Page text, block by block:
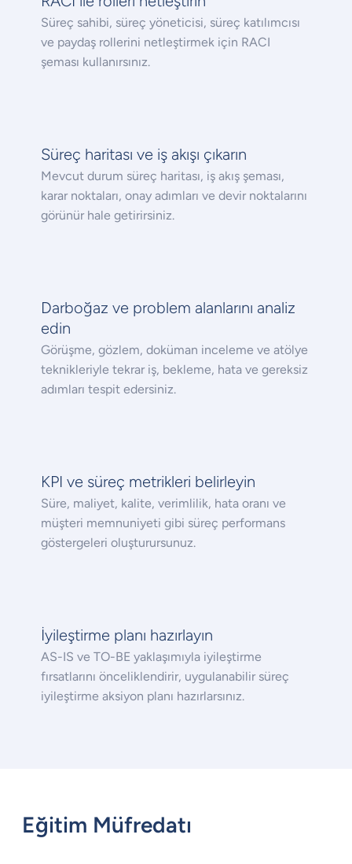
Süreç sahibi, süreç yöneticisi, süreç katılımcısı
ve paydaş rollerini netleştirmek için RACI
şeması kullanırsınız.
Süreç haritası ve iş akışı çıkarın
Mevcut durum süreç haritası, iş akış şeması,
karar noktaları, onay adımları ve devir noktalarını
görünür hale getirirsiniz.
Darboğaz ve problem alanlarını analiz
edin
Görüşme, gözlem, doküman inceleme ve atölye
teknikleriyle tekrar iş, bekleme, hata ve gereksiz
adımları tespit edersiniz.
KPI ve süreç metrikleri belirleyin
Süre, maliyet, kalite, verimlilik, hata oranı ve
müşteri memnuniyeti gibi süreç performans
göstergeleri oluşturursunuz.
İyileştirme planı hazırlayın
AS-IS ve TO-BE yaklaşımıyla iyileştirme
fırsatlarını önceliklendirir, uygulanabilir süreç
iyileştirme aksiyon planı hazırlarsınız.
Eğitim Müfredatı